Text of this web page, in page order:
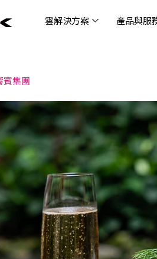
雲解決方案
決方案、中國解決方案
以點選並深入了解相關
產業類別進行選擇。
產品與服
服務，面向未來的創新
業轉型，打造更全面的
於賦能企業數位智慧時
合、具擴展性且智能化
為企業創新提供無與倫
基礎之上的各式數位整
務運作效能，極大化企
連線
客戶，博弘雲端提供專
企業優化雲端架構與提
致力於協助客戶在雲端
在各個產業取得領先的
資訊
型的關鍵推手，我們以
上首屈一指的投資價值
問答
加入
賓集團